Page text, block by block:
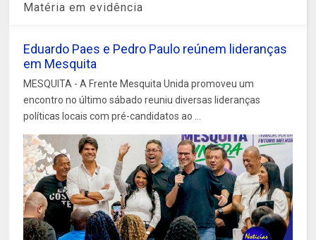
Matéria em evidência
Eduardo Paes e Pedro Paulo reúnem lideranças
em Mesquita
MESQUITA - A Frente Mesquita Unida promoveu um
encontro no último sábado reuniu diversas lideranças
políticas locais com pré-candidatos ao ...